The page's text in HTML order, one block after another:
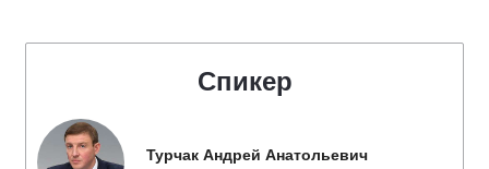
Спикер
Турчак Андрей Анатольевич